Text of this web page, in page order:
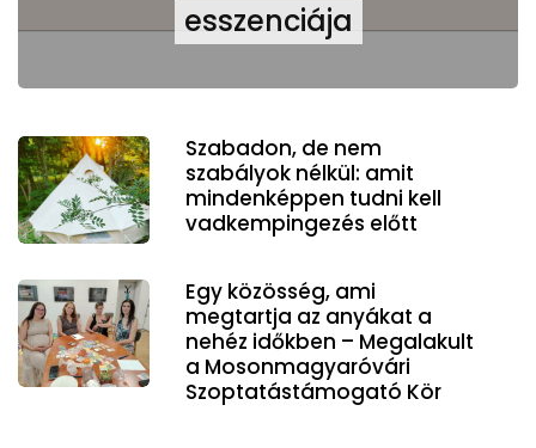
esszenciája
Szabadon, de nem
szabályok nélkül: amit
mindenképpen tudni kell
vadkempingezés előtt
Egy közösség, ami
megtartja az anyákat a
nehéz időkben – Megalakult
a Mosonmagyaróvári
Szoptatástámogató Kör